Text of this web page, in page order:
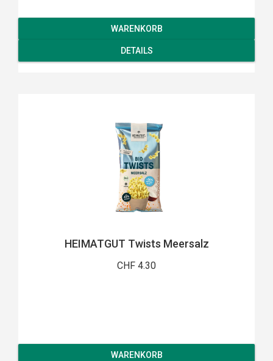
WARENKORB
DETAILS
HEIMATGUT Twists Meersalz
CHF 4.30
WARENKORB